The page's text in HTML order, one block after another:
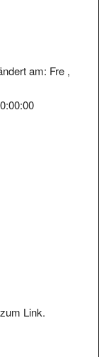
am: Fre ,
zum Link.